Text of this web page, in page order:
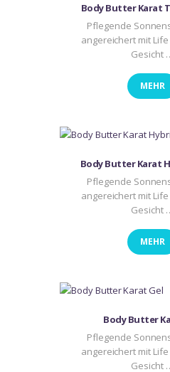
Body Butter Karat
Pflegende
angereichert mit
Gesicht
MEHR
Body Butter Karat
Pflegende
angereichert mit
Gesicht
MEHR
Body Butter
Pflegende
angereichert mit
Gesicht